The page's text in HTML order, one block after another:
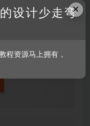
×
设计少走弯
程资源马上拥有，